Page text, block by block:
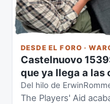
DESDE EL FORO ·
Castelnuovo
que ya llega a las
Del hilo de
The Players' Aid